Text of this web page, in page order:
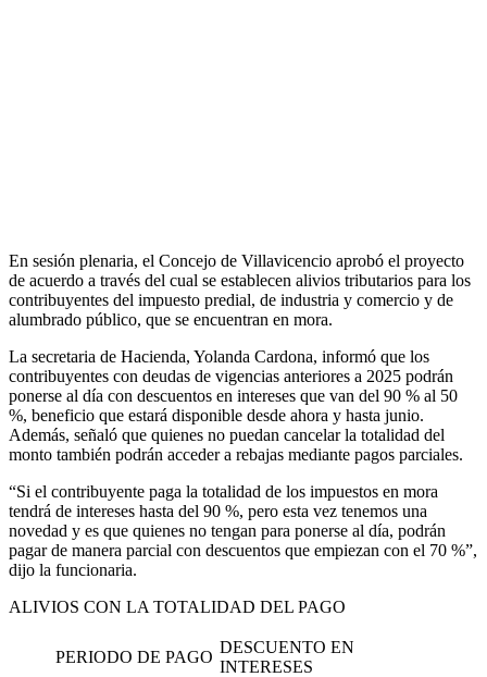
En sesión plenaria, el Concejo de Villavicencio aprobó el proyecto
de acuerdo a través del cual se establecen alivios tributarios para los
contribuyentes del impuesto predial, de industria y comercio y de
alumbrado público, que se encuentran en mora.
La secretaria de Hacienda, Yolanda Cardona, informó que los
contribuyentes con deudas de vigencias anteriores a 2025 podrán
ponerse al día con descuentos en intereses que van del 90 % al 50
%, beneficio que estará disponible desde ahora y hasta junio.
Además, señaló que quienes no puedan cancelar la totalidad del
monto también podrán acceder a rebajas mediante pagos parciales.
“Si el contribuyente paga la totalidad de los impuestos en mora
tendrá de intereses hasta del 90 %, pero esta vez tenemos una
novedad y es que quienes no tengan para ponerse al día, podrán
pagar de manera parcial con descuentos que empiezan con el 70 %”,
dijo la funcionaria.
ALIVIOS CON LA TOTALIDAD DEL PAGO
PERIODO DE PAGO
DESCUENTO EN
INTERESES